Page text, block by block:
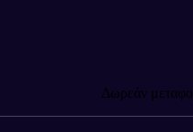
Δωρεάν